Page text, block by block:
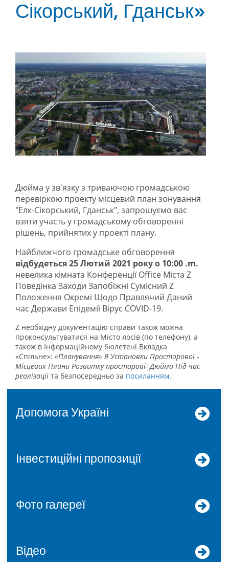
Сікорський, Гданськ»
Дюйма у зв'язку з триваючою громадською
перевіркою проекту місцевий план зонування
"Елк-Сікорський, Гданськ", запрошуємо вас
взяти участь у громадському обговоренні
рішень, прийнятих у проекті плану.
Найближчого громадське обговорення
відбудеться 25 Лютий 2021 року о 10:00 .m.
невелика кімната Конференції Office Міста Z
Поведінка Заходи Запобіжні Сумісний Z
Положення Окремі Щодо Правлячий Даний
час Держави Епідемії Вірус COVID-19.
Z необхідну документацію справи також можна
проконсультуватися на Місто лосів (по телефону), а
також в Інформаційному бюлетені Вкладка
«Спільне»: «Планування» Я Установки Просторової -
Місцевих Плани Розвитку просторові- Дюйма Під час
реалізаціїта безпосередньо за посиланням.
допомога Україні
Інвестиційні пропозиції
Фото галереї
Відео